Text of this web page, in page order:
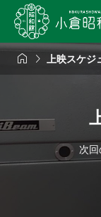
  上映スケジ
次